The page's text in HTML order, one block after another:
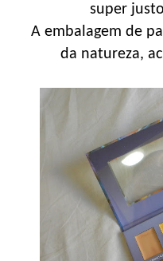
super
A embalagem de
da natureza,